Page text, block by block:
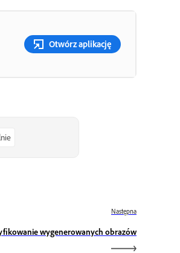
Otwórz aplikację
Następna
wygenerowanych obrazów